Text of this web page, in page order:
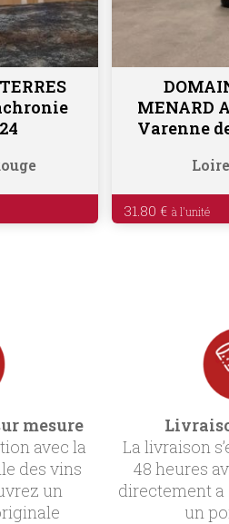
MENARD
Varenne
Loire
31.80 €
mesure
avec la
des vins
un
La livraison
48 heures
directement
un